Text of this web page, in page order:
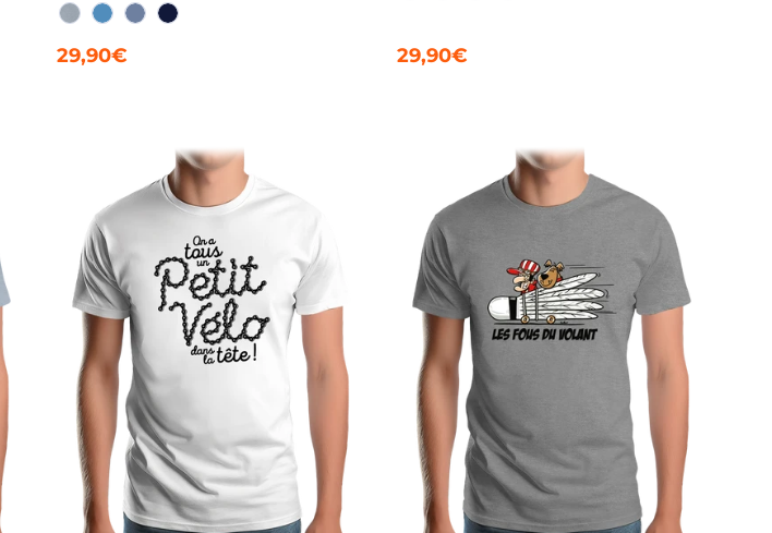
AQUA CHINÉ
AZURJEANS USED
MARINE
29,90€
NOIRGRANIT CHINÉ
GRIS CHINÉ
MARINE
29,90€